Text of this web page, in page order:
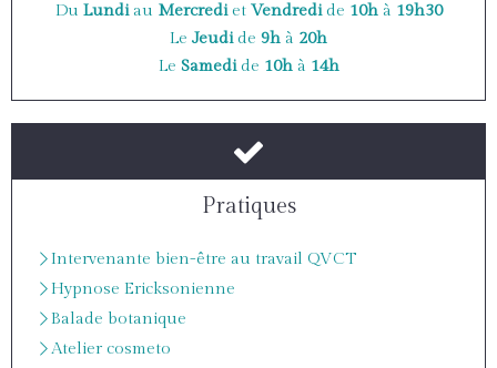
Du Lundiau Mercrediet Vendredide 10hà 19h30
Le Jeudide 9h à 20h
Le Samedide 10hà 14h
Pratiques
Intervenante bien-être au travail QVCT
Hypnose Ericksonienne
Balade botanique
Atelier cosmeto